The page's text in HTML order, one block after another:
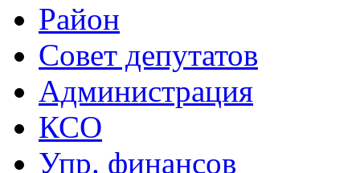
Район
Совет депутатов
Администрация
КСО
Упр. финансов